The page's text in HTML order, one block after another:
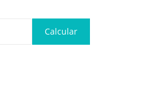
Calcular